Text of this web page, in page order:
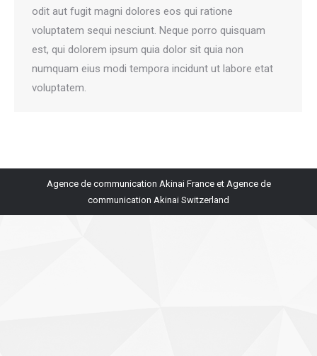
odit aut fugit magni dolores eos qui ratione
voluptatem sequi nesciunt. Neque porro quisquam
est, qui dolorem ipsum quia dolor sit quia non
numquam eius modi tempora incidunt ut labore etat
voluptatem.
Agence de communication Akinai France et Agence de
communication Akinai Switzerland